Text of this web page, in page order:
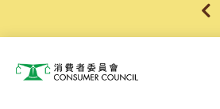
消费者委员会